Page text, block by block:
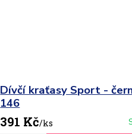
Dívčí kraťasy Sport -
146
391 Kč/ks